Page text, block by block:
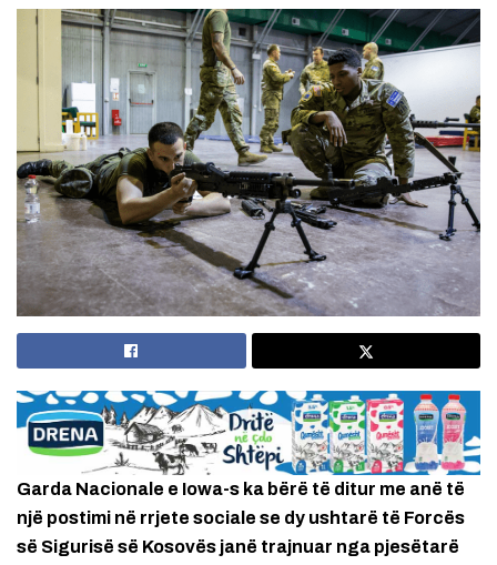
Garda Nacionale e Iowa-s ka bërë të ditur me anë të
një postimi në rrjete sociale se dy ushtarë të Forcës
së Sigurisë së Kosovës janë trajnuar nga pjesëtarë